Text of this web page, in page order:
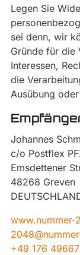
Legen Sie
sei denn, wir
Gründe für die
Interessen,
die
Ausübung
Johannes
c/o Postflex
Emsdettener
48268 Greven
www.nummer-
+49 176